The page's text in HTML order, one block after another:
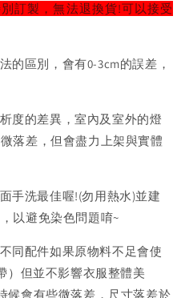
別訂製，無法退換貨!可以接受
區別，會有0-3cm的誤差，
度的差異，室內及室外的燈
落差，但會盡力上架與實體
手洗最佳喔!(勿用熱水)並建
以避免染色問題唷~
同配件如果原物料不足會使
）但並不影響衣服整體美
候會有些微落差，尺寸落差於